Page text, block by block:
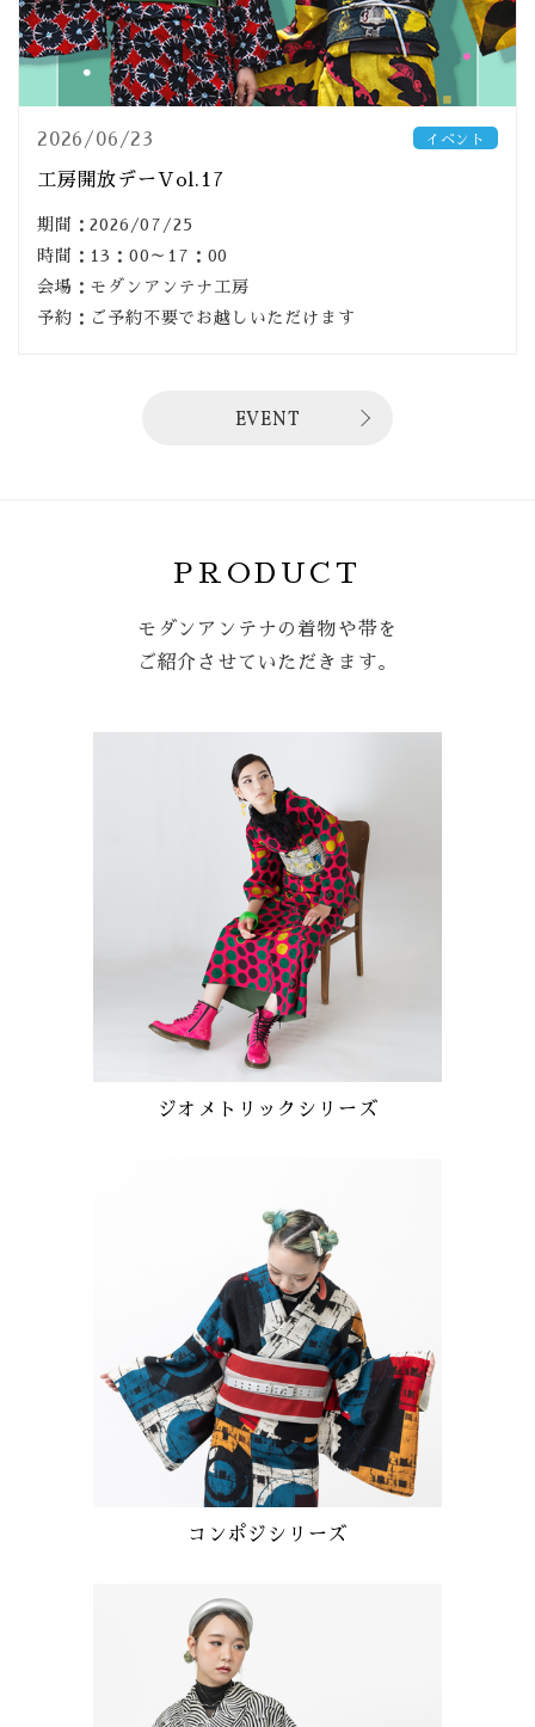
2026/06/23 イベント
工房開放デーVol.17
期間：2026/07/25
時間：13：00～17：00
会場：モダンアンテナ工房
予約：ご予約不要でお越しいただけます
EVENT
PRODUCT
モダンアンテナの着物や帯を
ご紹介させていただきます。
ジオメトリックシリーズ
コンポジシリーズ